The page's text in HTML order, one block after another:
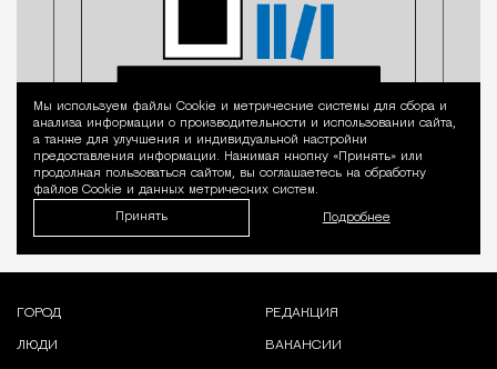
Уведомление
Мы используем файлы Сookie и метрические системы для сбора и
анализа информации о производительности и использовании сайта,
а также для улучшения и индивидуальной настройки
предоставления информации. Нажимая кнопку «Принять» или
продолжая пользоваться сайтом, вы соглашаетесь на обработку
файлов Cookie и данных метрических систем.
Принять Подробнее
ГОРОД
ЛЮДИ
РЕДАКЦИЯ
ВАКАНСИИ